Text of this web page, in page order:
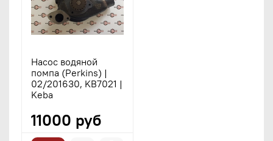
Насос водяной
помпа (Perkins) |
02/201630, KB7021 |
Keba
11000 руб